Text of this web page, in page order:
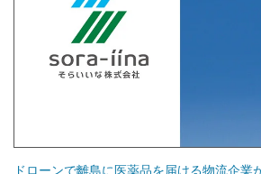
ドローンで離島に医薬品を届ける物流企業